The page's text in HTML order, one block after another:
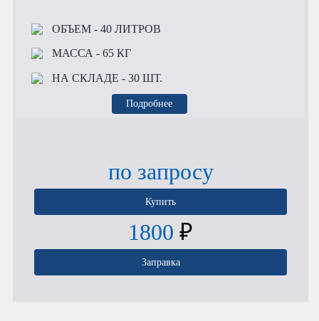
ОБЪЕМ- 40 ЛИТРОВ
МАССА- 65 КГ
НА СКЛАДЕ - 30 ШТ.
Подробнее
по запросу
Купить
1800 ₽
Заправка